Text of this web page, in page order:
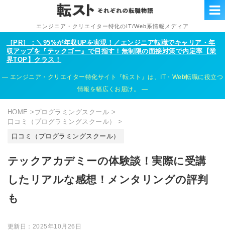
エンジニア・クリエイター特化のIT/Web系情報メディア
［PR］：＼95%が年収UPを実現！／エンジニア転職でキャリア・年
収アップを『テックゴー』で目指す！無制限の面接対策で内定率【業
界TOP】クラス！
エンジニア・クリエイター特化サイト『転スト』は、IT・Web転職に役立つ
情報を幅広くお届け。
HOME > プログラミングスクール >
口コミ（プログラミングスクール）
>
口コミ（プログラミングスクール）
テックアカデミーの体験談！実際に受講
したリアルな感想！メンタリングの評判
も
更新日： 2025年10月26日